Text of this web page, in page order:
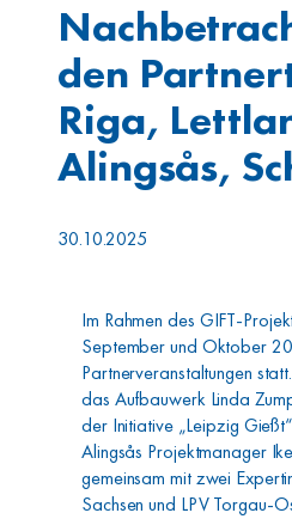
den
Riga,
Alingsås,
30.10.2025
Im Rahmen des GIFT-
September und Oktober
Partnerveranstaltungen
das Aufbauwerk Linda
der Initiative „Leipzig
Alingsås Projektmanager
gemeinsam mit zwei
Sachsen und LPV Torgau-